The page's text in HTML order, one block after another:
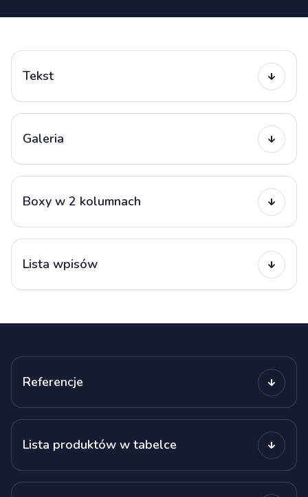
Tekst
Galeria
Boxy w 2 kolumnach
Lista wpisów
Referencje
Lista produktów w tabelce